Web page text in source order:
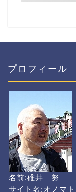
プロフィール
名前:碓井 努
サイト名:オノマ